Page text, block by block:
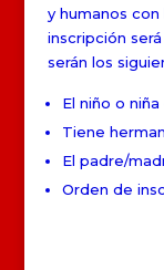
y humanos
inscripción
serán los
El niño o
Tiene
El padre/
Orden de